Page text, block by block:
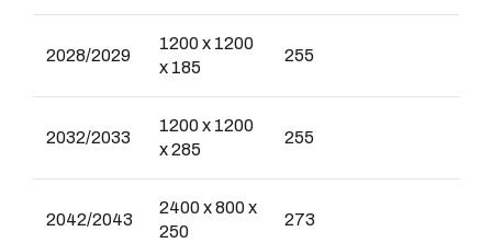
2028/2029
1200 x 1200
x 185
255
2032/2033
1200 x 1200
x 285
255
2042/2043
2400 x 800 x
250
273